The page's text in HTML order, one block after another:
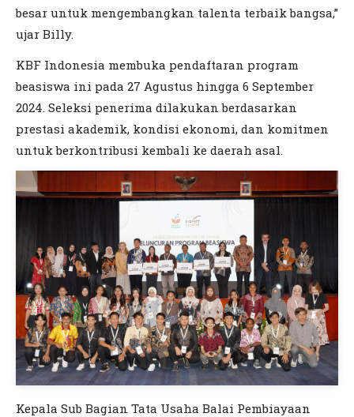
besar untuk mengembangkan talenta terbaik bangsa,”
ujar Billy.
KBF Indonesia membuka pendaftaran program
beasiswa ini pada 27 Agustus hingga 6 September
2024. Seleksi penerima dilakukan berdasarkan
prestasi akademik, kondisi ekonomi, dan komitmen
untuk berkontribusi kembali ke daerah asal.
Kepala Sub Bagian Tata Usaha Balai Pembiayaan